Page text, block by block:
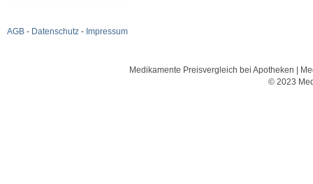
AGB - Datenschutz - Impressum
Medikamente Preisvergleich bei Apotheken |
© 2023